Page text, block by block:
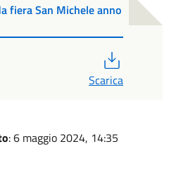
fiera San Michele anno
Scarica
: 6 maggio 2024, 14:35